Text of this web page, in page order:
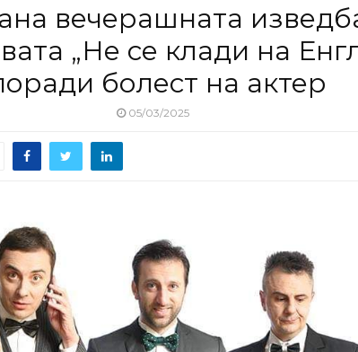
вечерашната
„Не се клади на
болест на актер
05/03/2025